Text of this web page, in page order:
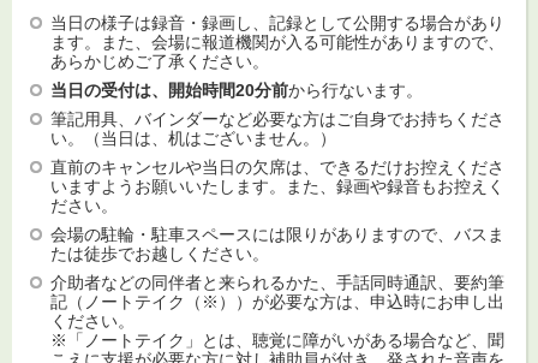
当日の様子は録音・録画し、記録として公開する場合があり
ます。また、会場に報道機関が入る可能性がありますので、
あらかじめご了承ください。
当日の受付は、開始時間20分前から行ないます。
筆記用具、バインダーなど必要な方はご自身でお持ちくださ
い。（当日は、机はございません。）
直前のキャンセルや当日の欠席は、できるだけお控えくださ
いますようお願いいたします。また、録画や録音もお控えく
ださい。
会場の駐輪・駐車スペースには限りがありますので、バスま
たは徒歩でお越しください。
介助者などの同伴者と来られるかた、手話同時通訳、要約筆
記（ノートテイク（※））が必要な方は、申込時にお申し出
ください。
※「ノートテイク」とは、聴覚に障がいがある場合など、聞
こえに支援が必要な方に対し補助員が付き、発された音声を